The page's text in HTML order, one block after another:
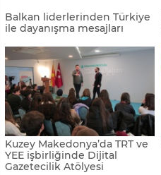
K. Makedonya’daki Türk
etti
Bulgaristan Cumhurbaşkanı